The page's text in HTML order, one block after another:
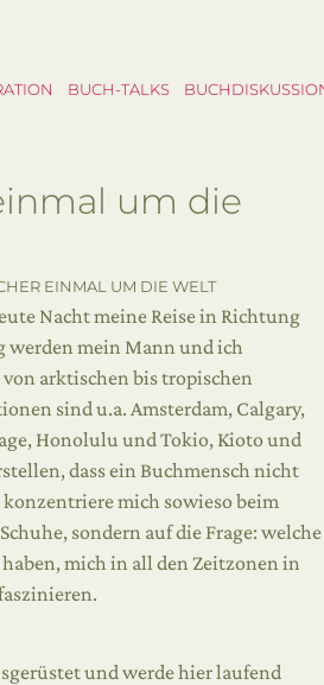
BUCH-TALKS
um die
EINMAL UM DIE WELT
Nacht meine Reise in Richtung
werden mein Mann und ich
arktischen bis tropischen
sind u.a. Amsterdam, Calgary,
Honolulu und Tokio, Kioto und
dass ein Buchmensch nicht
mich sowieso beim
sondern auf die Frage: welche
mich in all den Zeitzonen in
und werde hier laufend